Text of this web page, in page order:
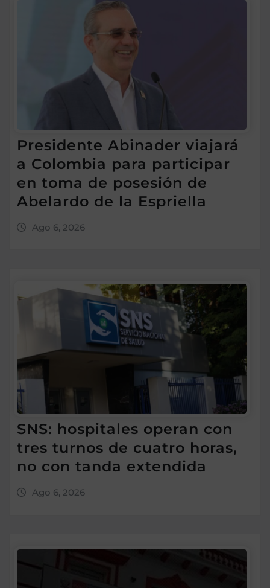
Presidente Abinader viajará
a Colombia para participar
en toma de posesión de
Abelardo de la Espriella
Ago 6, 2026
SNS: hospitales operan con
tres turnos de cuatro horas,
no con tanda extendida
Ago 6, 2026